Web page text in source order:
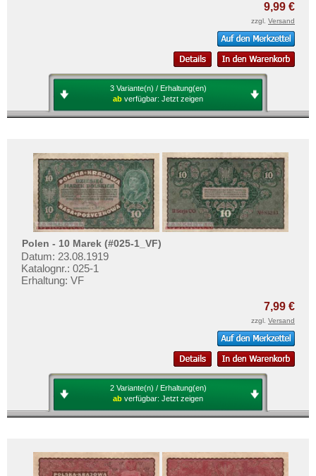
9,99 €
zzgl. Versand
3 Variante(n) / Erhaltung(en)
ab verfügbar: Jetzt zeigen
Polen - 10 Marek (#025-1_VF)
Datum: 23.08.1919
Katalognr.: 025-1
Erhaltung: VF
7,99 €
zzgl. Versand
2 Variante(n) / Erhaltung(en)
ab verfügbar: Jetzt zeigen